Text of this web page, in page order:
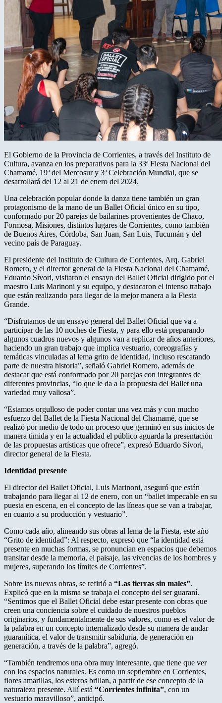
El Gobierno de la Provincia de Corrientes, a través del Instituto de
Cultura, avanza en los preparativos para la 33ª Fiesta Nacional del
Chamamé, 19ª del Mercosur y 3ª Celebración Mundial, que se
desarrollará del 12 al 21 de enero del 2024.
Una celebración popular donde la danza tiene también un gran
protagonismo de la mano de un Ballet Oficial único en su tipo,
conformado por 20 parejas de bailarines provenientes de Chaco,
Formosa, Misiones, distintos lugares de Corrientes, como también
de Buenos Aires, Córdoba, San Juan, San Luis, Tucumán y del
vecino país de Paraguay.
El presidente del Instituto de Cultura de Corrientes, Arq. Gabriel
Romero, y el director general de la Fiesta Nacional del Chamamé,
Eduardo Sívori, visitaron el ensayo del Ballet Oficial dirigido por el
maestro Luis Marinoni y su equipo, y destacaron el intenso trabajo
que están realizando para llegar de la mejor manera a la Fiesta
Grande.
“Disfrutamos de un ensayo general del Ballet Oficial que va a
participar de las 10 noches de Fiesta, y para ello está preparando
algunos cuadros nuevos y algunos van a replicar de años anteriores,
haciendo un gran trabajo que implica vestuario, coreografías y
temáticas vinculadas al lema grito de identidad, incluso rescatando
parte de nuestra historia”, señaló Gabriel Romero, además de
destacar que está conformado por 20 parejas con integrantes de
diferentes provincias, “lo que le da a la propuesta del Ballet una
variedad muy valiosa”.
“Estamos orgulloso de poder contar una vez más y con mucho
esfuerzo del Ballet de la Fiesta Nacional del Chamamé, que se
realizó por medio de todo un proceso que germinó en sus inicios de
manera tímida y en la actualidad el público aguarda la presentación
de las propuestas artísticas que ofrece”, expresó Eduardo Sívori,
director general de la Fiesta.
Identidad presente
El director del Ballet Oficial, Luis Marinoni, aseguró que están
trabajando para llegar al 12 de enero, con un “ballet impecable en su
puesta en escena, en el concepto de las líneas que se van a trabajar,
en cuanto a su producción y vestuario”.
Como cada año, alineando sus obras al lema de la Fiesta, este año
“Grito de identidad”: Al respecto, expresó que “la identidad está
presente en muchas formas, se pronuncian en espacios que debemos
transitar desde la memoria, el paisaje, las vivencias de los hombres y
mujeres, superando los límites de Corrientes”.
Sobre las nuevas obras, se refirió a “Las tierras sin males”.
Explicó que en la misma se trabaja el concepto del ser guaraní.
“Sentimos que el Ballet Oficial debe estar presente con obras que
creen una conciencia sobre el cuidado de nuestros pueblos
originarios, y fundamentalmente de sus valores, como es el valor de
la palabra en un concepto internalizado desde su manera de andar
guaranítica, el valor de transmitir sabiduría, de generación en
generación, a través de la palabra”, agregó.
“También tendremos una obra muy interesante, que tiene que ver
con los espacios naturales. Es como un septiembre en Corrientes,
flores amarillas, los esteros brillan, a partir de ese concepto de la
naturaleza presente. Allí está “Corrientes infinita”, con un
vestuario maravilloso”, anticipó.